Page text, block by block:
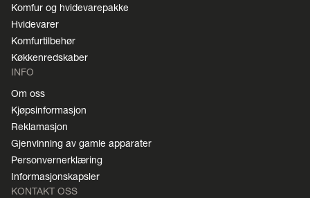
Komfur og hvidevarepakke
Hvidevarer
Komfurtilbehør
Køkkenredskaber
INFO
Om oss
Kjøpsinformasjon
Reklamasjon
Gjenvinning av gamle apparater
Personvernerklæring
Informasjonskapsler
KONTAKT OSS